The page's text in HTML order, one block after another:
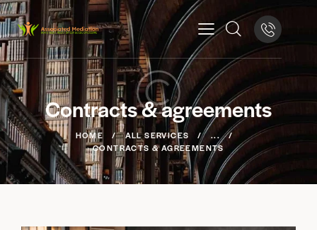
Contracts & agreements
HOME ALL SERVICES
...
CONTRACTS & AGREEMENTS